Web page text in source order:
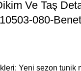
Ve Taş
080-
Yeni sezon tunik